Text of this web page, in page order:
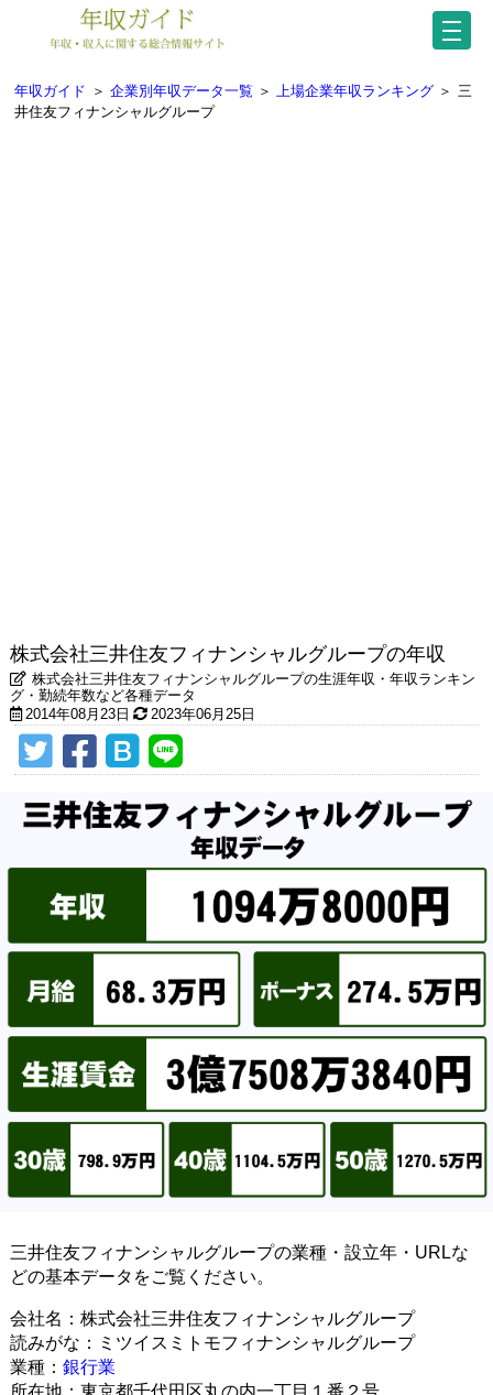
年収ガイド ＞ 企業別年収データ一覧 ＞ 上場企業年収ランキング ＞ 三
井住友フィナンシャルグループ
株式会社三井住友フィナンシャルグループの年収
株式会社三井住友フィナンシャルグループの生涯年収・年収ランキン
グ・勤続年数など各種データ
2014年08月23日
2023年06月25日
三井住友フィナンシャルグループの業種・設立年・URLな
どの基本データをご覧ください。
会社名：株式会社三井住友フィナンシャルグループ
読みがな：ミツイスミトモフィナンシャルグループ
業種： 銀行業